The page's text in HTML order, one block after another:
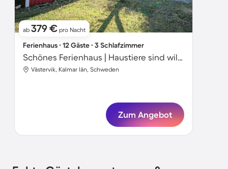
ab 379 € pro Nacht
Ferienhaus ∙ 12 Gäste ∙ 3 Schlafzimmer
Schönes Ferienhaus | Haustiere sind willkommen
Västervik, Kalmar län, Schweden
Zum Angebot